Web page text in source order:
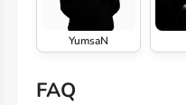
YumsaN
FAQ